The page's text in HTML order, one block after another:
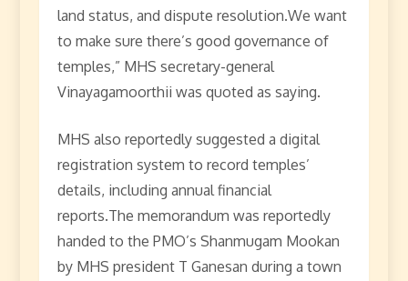
land status, and dispute resolution.We want
to make sure there’s good governance of
temples,” MHS secretary-general
Vinayagamoorthii was quoted as saying.
MHS also reportedly suggested a digital
registration system to record temples’
details, including annual financial
reports.The memorandum was reportedly
handed to the PMO’s Shanmugam Mookan
by MHS president T Ganesan during a town